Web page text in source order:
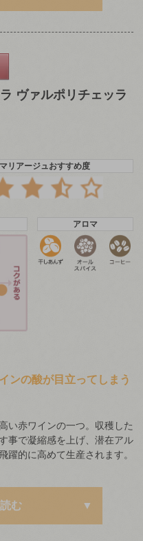
ヴァルポリチェッラ
リアージュおすすめ度
アロマ
ンの酸が目立ってしまう
い赤ワインの一つ。収穫した
事で凝縮感を上げ、潜在アル
躍的に高めて生産されます。
む